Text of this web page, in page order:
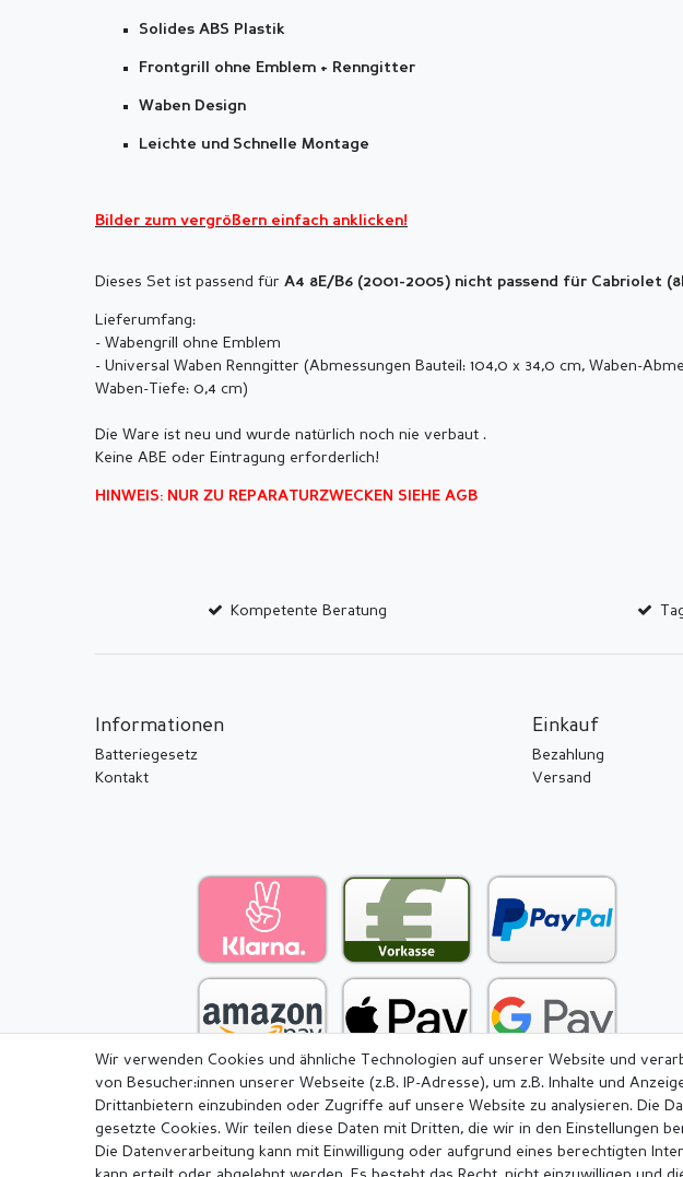
Solides ABS Plastik
Frontgrill ohne Emblem + Renngitter
Waben Design
Leichte und Schnelle Montage
Bilder zum vergrößern einfach anklicken!
Dieses Set ist passend für A4 8E/B6 (2001-2005) nicht passend für Cabriolet
Lieferumfang:
- Wabengrill ohne Emblem
- Universal Waben Renngitter (Abmessungen Bauteil: 104,0 x 34,0 cm, Waben-
Waben-Tiefe: 0,4 cm)
Die Ware ist neu und wurde natürlich noch nie verbaut .
Keine ABE oder Eintragung erforderlich!
HINWEIS: NUR ZU REPARATURZWECKEN SIEHE AGB
Kompetente Beratung
Informationen
Batteriegesetz
Kontakt
Einkauf
Bezahlung
Versand
Impressum Daten­schutz­erklärung AGB
Wir verwenden Cookies und ähnliche Technologien auf unserer Website und
von Besucher:innen unserer Webseite (z.B. IP-Adresse), um z.B. Inhalte und
Drittanbietern einzubinden oder Zugriffe auf unsere Website zu analysieren. Die
gesetzte Cookies. Wir teilen diese Daten mit Dritten, die wir in den Einstellungen
Die Datenverarbeitung kann mit Einwilligung oder aufgrund eines berechtigten